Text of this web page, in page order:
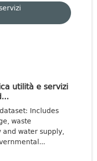
utilità e servizi
Includes
waste
water supply,